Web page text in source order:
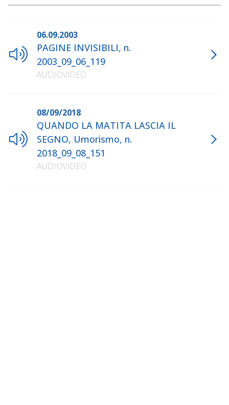
06.09.2003
PAGINE INVISIBILI, n.
2003_09_06_119
AUDIOVIDEO
08/09/2018
QUANDO LA MATITA LASCIA IL
SEGNO, Umorismo, n.
2018_09_08_151
AUDIOVIDEO